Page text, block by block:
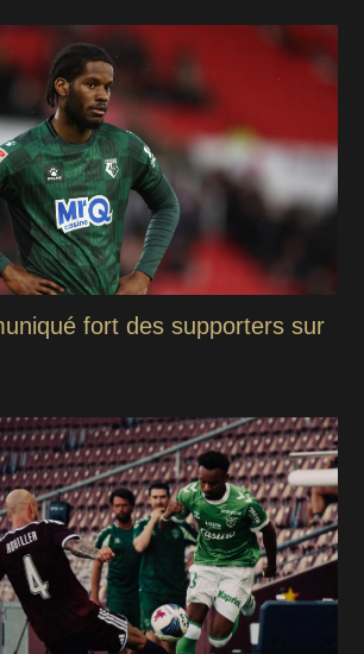
fort des supporters sur